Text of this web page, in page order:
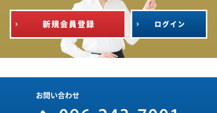
新規会員登録 ログイン
お問い合わせ